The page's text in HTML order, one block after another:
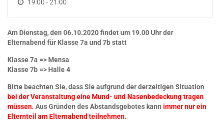
19:00 - 21:00
Am Dienstag, den 06.10.2020 findet um 19.00 Uhr der
Elternabend für Klasse 7a und 7b statt
Klasse 7a => Mensa
Klasse 7b => Halle 4
Bitte beachten Sie, dass Sie aufgrund der derzeitigen Situation
bei der Veranstaltung eine Mund- und Nasenbedeckung tragen
müssen. Aus Gründen des Abstandsgebotes kann immer nur ein
Elternteil am Elternabend teilnehmen.